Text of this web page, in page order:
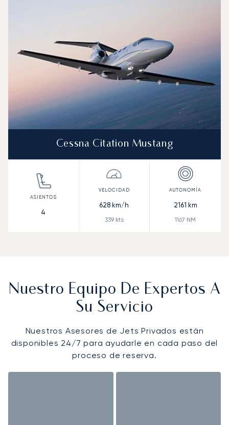
Cessna Citation Mustang
4
628 km/h
339kts
2161 km
1167 NM
Nuestro Equipo De Expertos A
Su Servicio
Nuestros Asesores de Jets Privados están
disponibles 24/7 para ayudarle en cada paso del
proceso de reserva.